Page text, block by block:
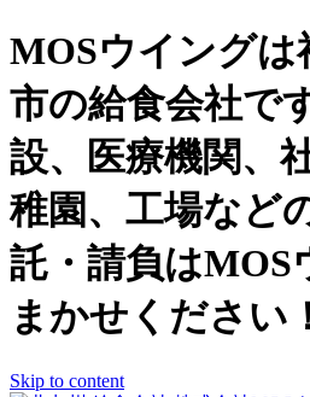
MOSウイングは
市の給食会社で
設、医療機関、
稚園、工場など
託・請負はMOS
まかせください！
Skip to content